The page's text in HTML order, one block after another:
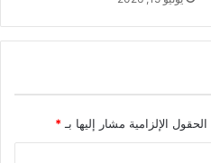
الحقول الإلزامية مشار إليها بـ *